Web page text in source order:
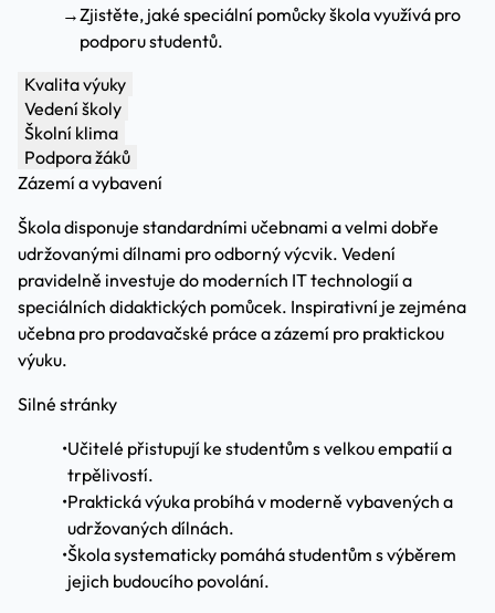
→Zjistěte, jaké speciální pomůcky škola využívá pro
podporu studentů.
Kvalita výuky
Vedení školy
Školní klima
Podpora žáků
Zázemí a vybavení
Škola disponuje standardními učebnami a velmi dobře
udržovanými dílnami pro odborný výcvik. Vedení
pravidelně investuje do moderních IT technologií a
speciálních didaktických pomůcek. Inspirativní je zejména
učebna pro prodavačské práce a zázemí pro praktickou
výuku.
Silné stránky
•Učitelé přistupují ke studentům s velkou empatií a
trpělivostí.
•Praktická výuka probíhá v moderně vybavených a
udržovaných dílnách.
•Škola systematicky pomáhá studentům s výběrem
jejich budoucího povolání.